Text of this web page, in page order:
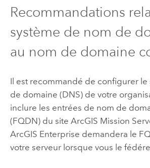
Recommandations
système de nom de
au nom de domaine
Il est recommandé de configurer le
de domaine (DNS) de votre
inclure les entrées de nom de
(FQDN) du site ArcGIS Mission
ArcGIS Enterprise demandera le
votre serveur lorsque vous le